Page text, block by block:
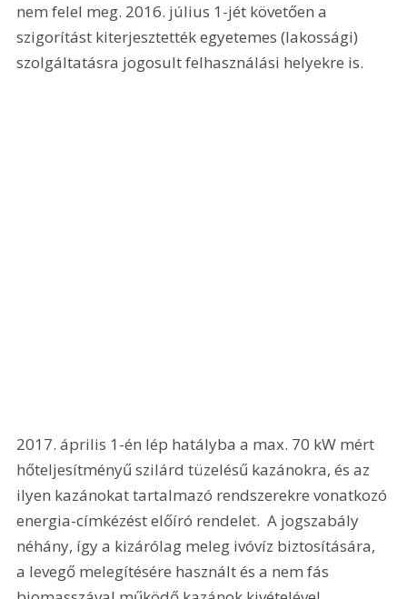
nem felel meg. 2016. július 1-jét követően a
szigorítást kiterjesztették egyetemes (lakossági)
szolgáltatásra jogosult felhasználási helyekre is.
2017. április 1-én lép hatályba a max. 70 kW mért
hőteljesítményű szilárd tüzelésű kazánokra, és az
ilyen kazánokat tartalmazó rendszerekre vonatkozó
energia-címkézést előíró rendelet.  A jogszabály
néhány, így a kizárólag meleg ivóvíz biztosítására,
a levegő melegítésére használt és a nem fás